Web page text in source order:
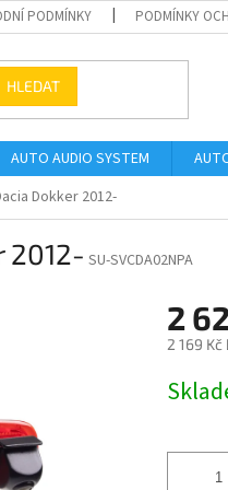
PODMÍNKY PODMÍNKY
HLEDAT
AUTO AUDIO SYSTEM
Dokker 2012-
2012- SU-SVCDA02NPA
2
2 169 Kč
cena: